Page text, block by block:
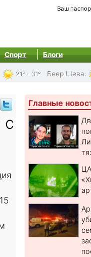
Ваш
Спорт Блоги
21° - 31° Беер Шева:
с
Главные